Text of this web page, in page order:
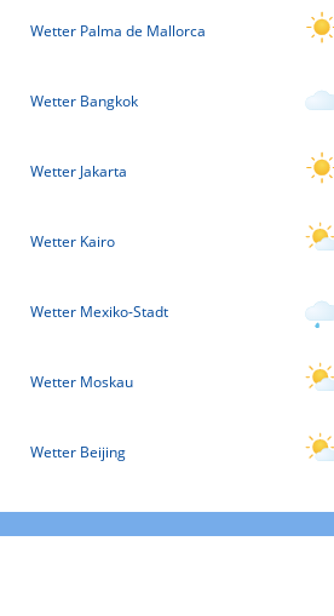
Wetter Palma de Mallorca
Wetter Bangkok
Wetter Jakarta
Wetter Kairo
Wetter Mexiko-Stadt
Wetter Moskau
Wetter Beijing